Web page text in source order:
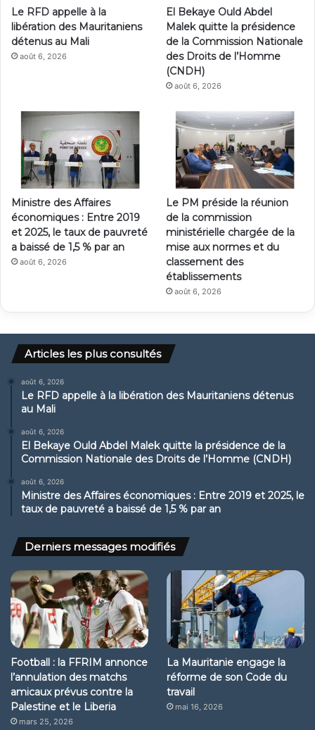
Le RFD appelle à la
libération des Mauritaniens
détenus au Mali
août 6, 2026
El Bekaye Ould Abdel
Malek quitte la présidence
de la Commission Nationale
des Droits de l’Homme
(CNDH)
août 6, 2026
Ministre des Affaires
économiques : Entre 2019
et 2025, le taux de pauvreté
a baissé de 1,5 % par an
août 6, 2026
Le PM préside la réunion
de la commission
ministérielle chargée de la
mise aux normes et du
classement des
établissements
août 6, 2026
Articles les plus consultés
août 6, 2026
Le RFD appelle à la libération des Mauritaniens détenus
au Mali
août 6, 2026
El Bekaye Ould Abdel Malek quitte la présidence de la
Commission Nationale des Droits de l’Homme (CNDH)
août 6, 2026
Ministre des Affaires économiques : Entre 2019 et 2025, le
taux de pauvreté a baissé de 1,5 % par an
Derniers messages modifiés
Football : la FFRIM annonce
l’annulation des matchs
amicaux prévus contre la
Palestine et le Liberia
mars 25, 2026
La Mauritanie engage la
réforme de son Code du
travail
mai 16, 2026